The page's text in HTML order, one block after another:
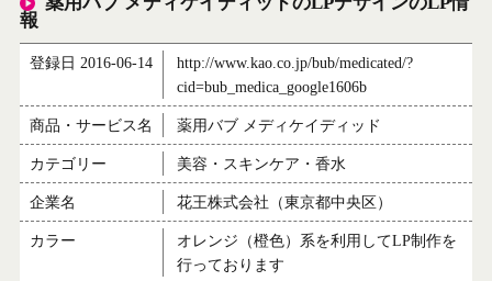
報
登録日 2016-06-14
http://www.kao.co.jp/bub/medicated/?
cid=bub_medica_google1606b
商品・サービス名 薬用バブ メディケイディッド
カテゴリー 美容・スキンケア・香水
企業名 花王株式会社（東京都中央区）
カラー
オレンジ（橙色）系を利用してLP制作を
行っております